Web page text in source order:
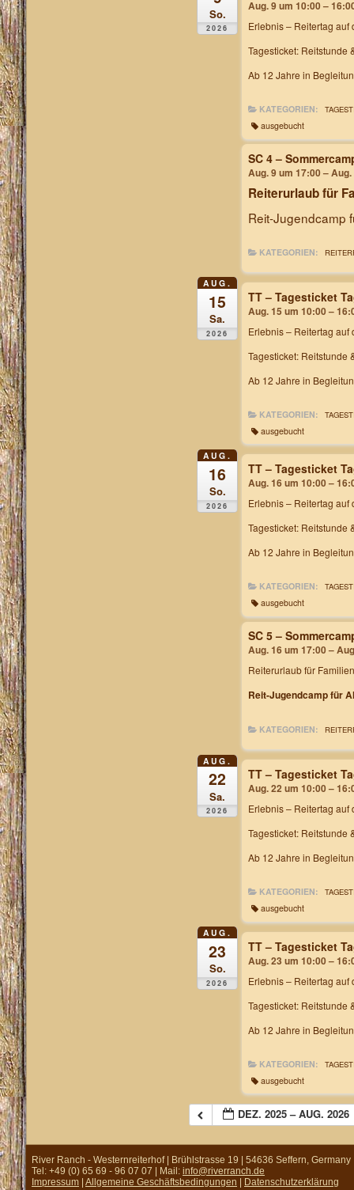
So.
2026
Aug. 9 um 10:00 –
Erlebnis – Reitertag auf
Tagesticket: Reitstunde
Ab 12 Jahre in
KATEGORIEN:
ausgebucht
SC 4 –
Aug. 9 um 17:00 –
Reiterurlaub für
Reit-Jugendcamp
KATEGORIEN:
AUG.
15
Sa.
2026
TT – Tagesticket
Aug. 15 um 10:00 –
Erlebnis – Reitertag auf
Tagesticket: Reitstunde
Ab 12 Jahre in
KATEGORIEN:
ausgebucht
AUG.
16
So.
2026
TT – Tagesticket
Aug. 16 um 10:00 –
Erlebnis – Reitertag auf
Tagesticket: Reitstunde
Ab 12 Jahre in
KATEGORIEN:
ausgebucht
SC 5 –
Aug. 16 um 17:00 –
Reiterurlaub für Familien
Reit-Jugendcamp für
KATEGORIEN:
AUG.
22
Sa.
2026
TT – Tagesticket
Aug. 22 um 10:00 –
Erlebnis – Reitertag auf
Tagesticket: Reitstunde
Ab 12 Jahre in
KATEGORIEN:
ausgebucht
AUG.
23
So.
2026
TT – Tagesticket
Aug. 23 um 10:00 –
Erlebnis – Reitertag auf
Tagesticket: Reitstunde
Ab 12 Jahre in
KATEGORIEN:
ausgebucht
DEZ. 2025 – AUG. 2026
River Ranch - Westernreiterhof | Brühlstrasse 19 | 54636 Seffern, Germany
Tel: +49 (0) 65 69 - 96 07 07 | Mail: info@riverranch.de
Impressum | Allgemeine Geschäftsbedingungen | Datenschutzerklärung